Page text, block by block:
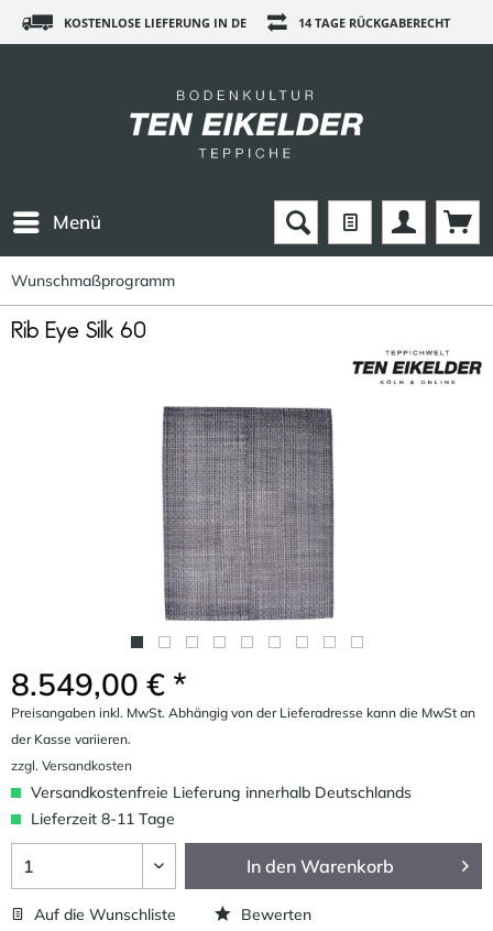
KOSTENLOSE LIEFERUNG IN DE 14 TAGE RÜCKGABERECHT
Menü
Wunschmaßprogramm
Rib Eye Silk 60
8.549,00 € *
Preisangaben inkl. MwSt. Abhängig von der Lieferadresse kann die MwSt an
der Kasse variieren.
zzgl. Versandkosten
Versandkostenfreie Lieferung innerhalb Deutschlands
Lieferzeit 8-11 Tage
In den Warenkorb
Auf die Wunschliste Bewerten